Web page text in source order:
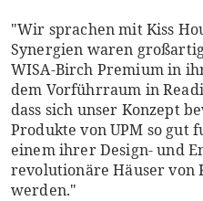
"Wir sprachen mit Kiss
Synergien waren
WISA-Birch Premium in
dem Vorführraum in
dass sich unser Konzept
Produkte von UPM so gut
einem ihrer Design- und
revolutionäre Häuser von
werden."